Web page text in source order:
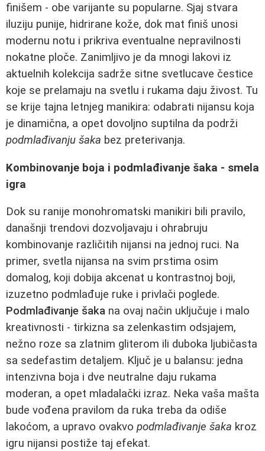
finišem - obe varijante su popularne. Sjaj stvara
iluziju punije, hidrirane kože, dok mat finiš unosi
modernu notu i prikriva eventualne nepravilnosti
nokatne ploče. Zanimljivo je da mnogi lakovi iz
aktuelnih kolekcija sadrže sitne svetlucave čestice
koje se prelamaju na svetlu i rukama daju živost. Tu
se krije tajna letnjeg manikira: odabrati nijansu koja
je dinamična, a opet dovoljno suptilna da podrži
podmlađivanju šaka bez preterivanja.
Kombinovanje boja i podmlađivanje šaka - smela
igra
Dok su ranije monohromatski manikiri bili pravilo,
današnji trendovi dozvoljavaju i ohrabruju
kombinovanje različitih nijansi na jednoj ruci. Na
primer, svetla nijansa na svim prstima osim
domalog, koji dobija akcenat u kontrastnoj boji,
izuzetno podmlađuje ruke i privlači poglede.
Podmlađivanje šaka na ovaj način uključuje i malo
kreativnosti - tirkizna sa zelenkastim odsjajem,
nežno roze sa zlatnim gliterom ili duboka ljubičasta
sa sedefastim detaljem. Ključ je u balansu: jedna
intenzivna boja i dve neutralne daju rukama
moderan, a opet mladalački izraz. Neka vaša mašta
bude vođena pravilom da ruka treba da odiše
lakoćom, a upravo ovakvo podmlađivanje šaka kroz
igru nijansi postiže taj efekat.